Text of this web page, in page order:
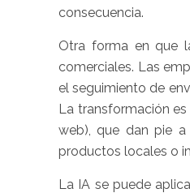
consecuencia.
Otra forma en que
comerciales. Las
el seguimiento de
La transformación
web), que dan pie
productos locales o
La IA se puede